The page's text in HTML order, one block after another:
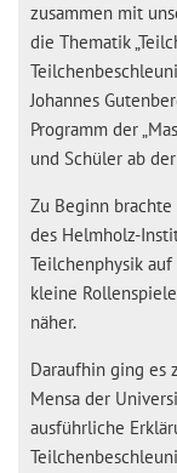
zusammen mit
die Thematik
Johannes
Programm der
und Schüler ab
Zu Beginn brachte
des Helmholz-
Teilchenphysik auf
kleine
näher.
Daraufhin ging es
Mensa der
ausführliche